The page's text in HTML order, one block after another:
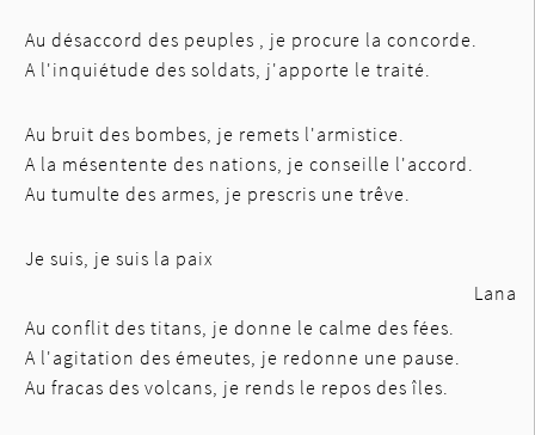
Au désaccord des peuples , je procure la concorde.
A l'inquiétude des soldats, j'apporte le traité.
Au bruit des bombes, je remets l'armistice.
A la mésentente des nations, je conseille l'accord.
Au tumulte des armes, je prescris une trêve.
Je suis, je suis la paix
Lana
Au conflit des titans, je donne le calme des fées.
A l'agitation des émeutes, je redonne une pause.
Au fracas des volcans, je rends le repos des îles.